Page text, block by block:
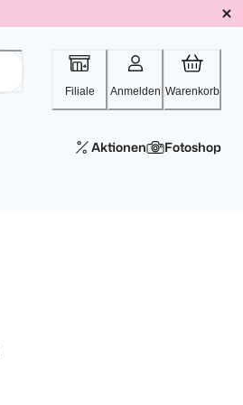
Filiale Anmelden Warenkorb
Aktionen Fotoshop